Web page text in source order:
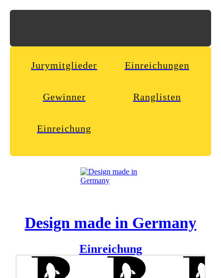
Jurymitglieder Einreichungen
Gewinner Ranglisten
Einreichung
Design made in Germany
Einreichung